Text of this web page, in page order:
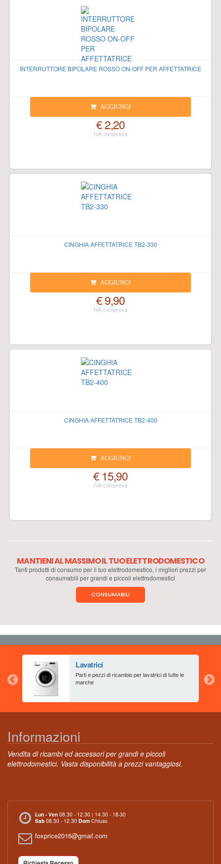
INTERRUTTORE BIPOLARE ROSSO ON-OFF PER AFFETTATRICE
AGGIUNGI
€ 2,20
CINGHIA AFFETTATRICE TB2-330
AGGIUNGI
€ 9,90
CINGHIA AFFETTATRICE TB2-400
AGGIUNGI
€ 15,90
MANTIENI AL MASSIMO IL TUO ELETTRODOMESTICO
Tanti prodotti di consumo per il tuo elettrodomestico, i migliori prezzi per
consumabili per grandi e piccoli elettrodomestici
CONSUMABILI
Lavatrici
Parti e pezzi di ricambio per lavatrici di tutte le
marche
Informazioni
Vendita di ricambi ed accessori per grandi e piccoli
elettrodomestici. Vasta disponibilità a prezzi vantaggiosi.
Lun - Ven 08.30 - 12.30 | 14.30 - 18-30
Sab 08.30 - 12.30 Dom Chiuso
foxprice2016@gmail.com